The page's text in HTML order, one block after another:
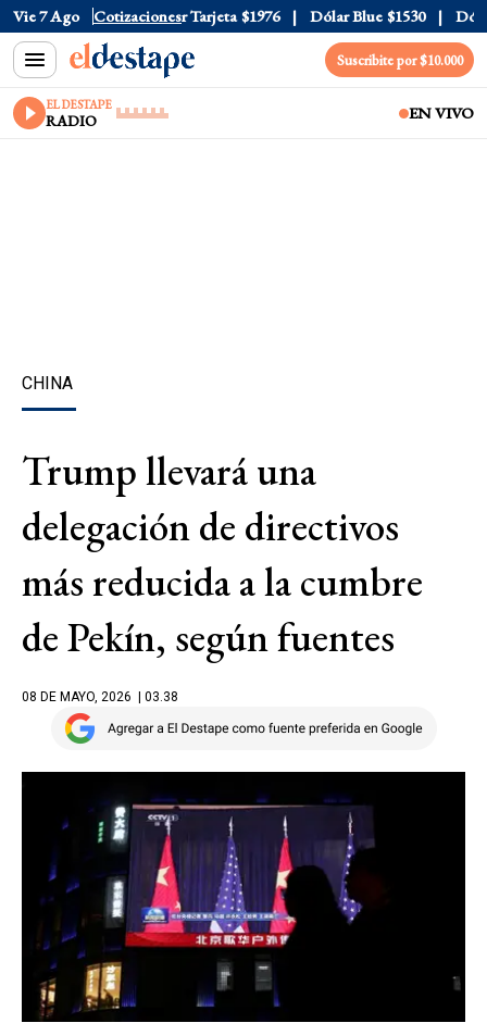
Vie 7 Ago Cotizaciones
$1520 Dólar Tarjeta $1976 Dólar Blue $1530 Dólar
Suscribite por $10.000
EL DESTAPE
RADIO EN VIVO
CHINA
Trump llevará una
delegación de directivos
más reducida a la cumbre
de Pekín, según fuentes
08 DE MAYO, 2026 | 03.38